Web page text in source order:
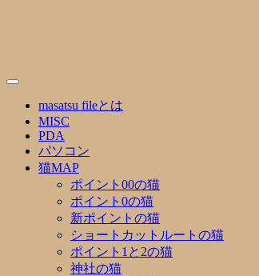
masatsu fileとは
MISC
PDA
パソコン
猫MAP
ポイント00の猫
ポイント0の猫
新ポイントの猫
ショートカットルートの猫
ポイント1と2の猫
神社の猫